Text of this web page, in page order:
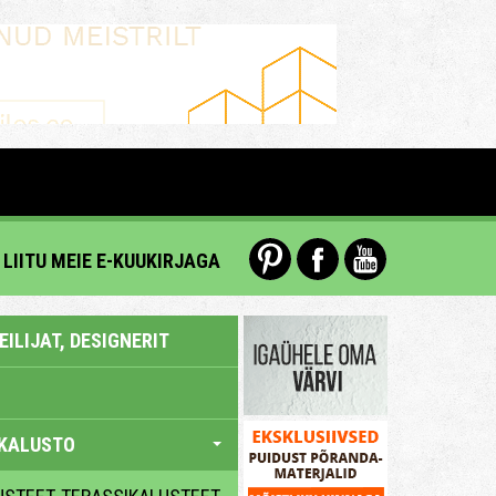
LIITU MEIE E-KUUKIRJAGA
DESIGNERIT